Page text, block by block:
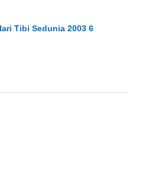
Tibi Sedunia 2003 6